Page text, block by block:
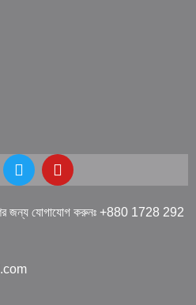
জন্য যোগাযোগ করুনঃ +880 1728 292